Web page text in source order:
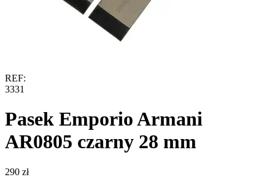
REF:
3331
Pasek Emporio Armani
AR0805 czarny 28 mm
‍290‍ zł